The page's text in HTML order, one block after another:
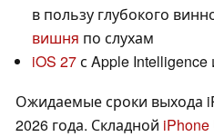
в пользу глубокого
вишня по слухам
iOS 27с Apple Intelligence
Ожидаемые сроки выхода
2026 года. Складной iPhone